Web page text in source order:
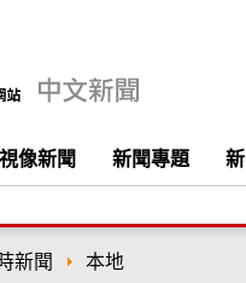
視像新聞 新聞專題
新聞 本地